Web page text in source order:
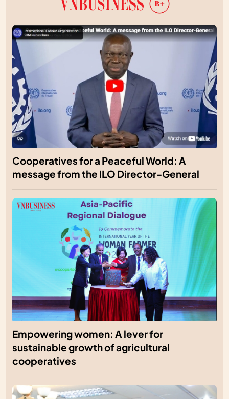
Cooperatives for a Peaceful World: A
message from the ILO Director-General
Empowering women: A lever for
sustainable growth of agricultural
cooperatives